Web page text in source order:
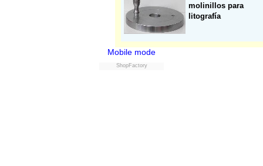
molinillos para
litografía
Mobile mode
ShopFactory